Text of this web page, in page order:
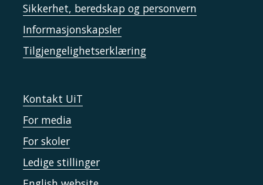
Sikkerhet, beredskap og personvern
Informasjonskapsler
Tilgjengelighetserklæring
Kontakt UiT
For media
For skoler
Ledige stillinger